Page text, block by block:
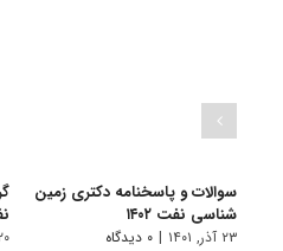
سوالات و پاسخنامه دکتری زمین
شناسی نفت ۱۴۰۲
۲۳ آذر, ۱۴۰۱ | ۰ دیدگاه ۲۰